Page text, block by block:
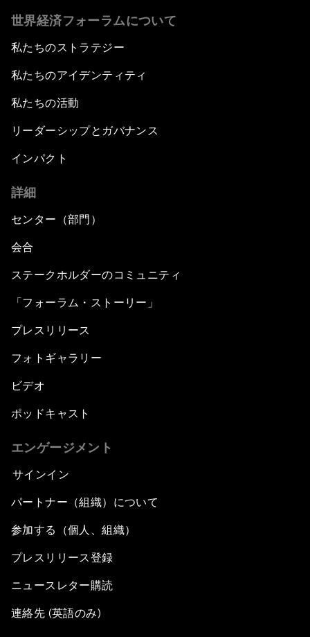
世界経済フォーラムについて
私たちのストラテジー
私たちのアイデンティティ
私たちの活動
リーダーシップとガバナンス
インパクト
詳細
センター（部門）
会合
ステークホルダーのコミュニティ
「フォーラム・ストーリー」
プレスリリース
フォトギャラリー
ビデオ
ポッドキャスト
エンゲージメント
サインイン
パートナー（組織）について
参加する（個人、組織）
プレスリリース登録
ニュースレター購読
連絡先 (英語のみ)